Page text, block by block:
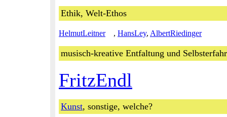
Ethik, Welt-Ethos
HelmutLeitner , HansLey, AlbertRiedinger
musisch-kreative Entfaltung und
FritzEndl
Kunst, sonstige, welche?